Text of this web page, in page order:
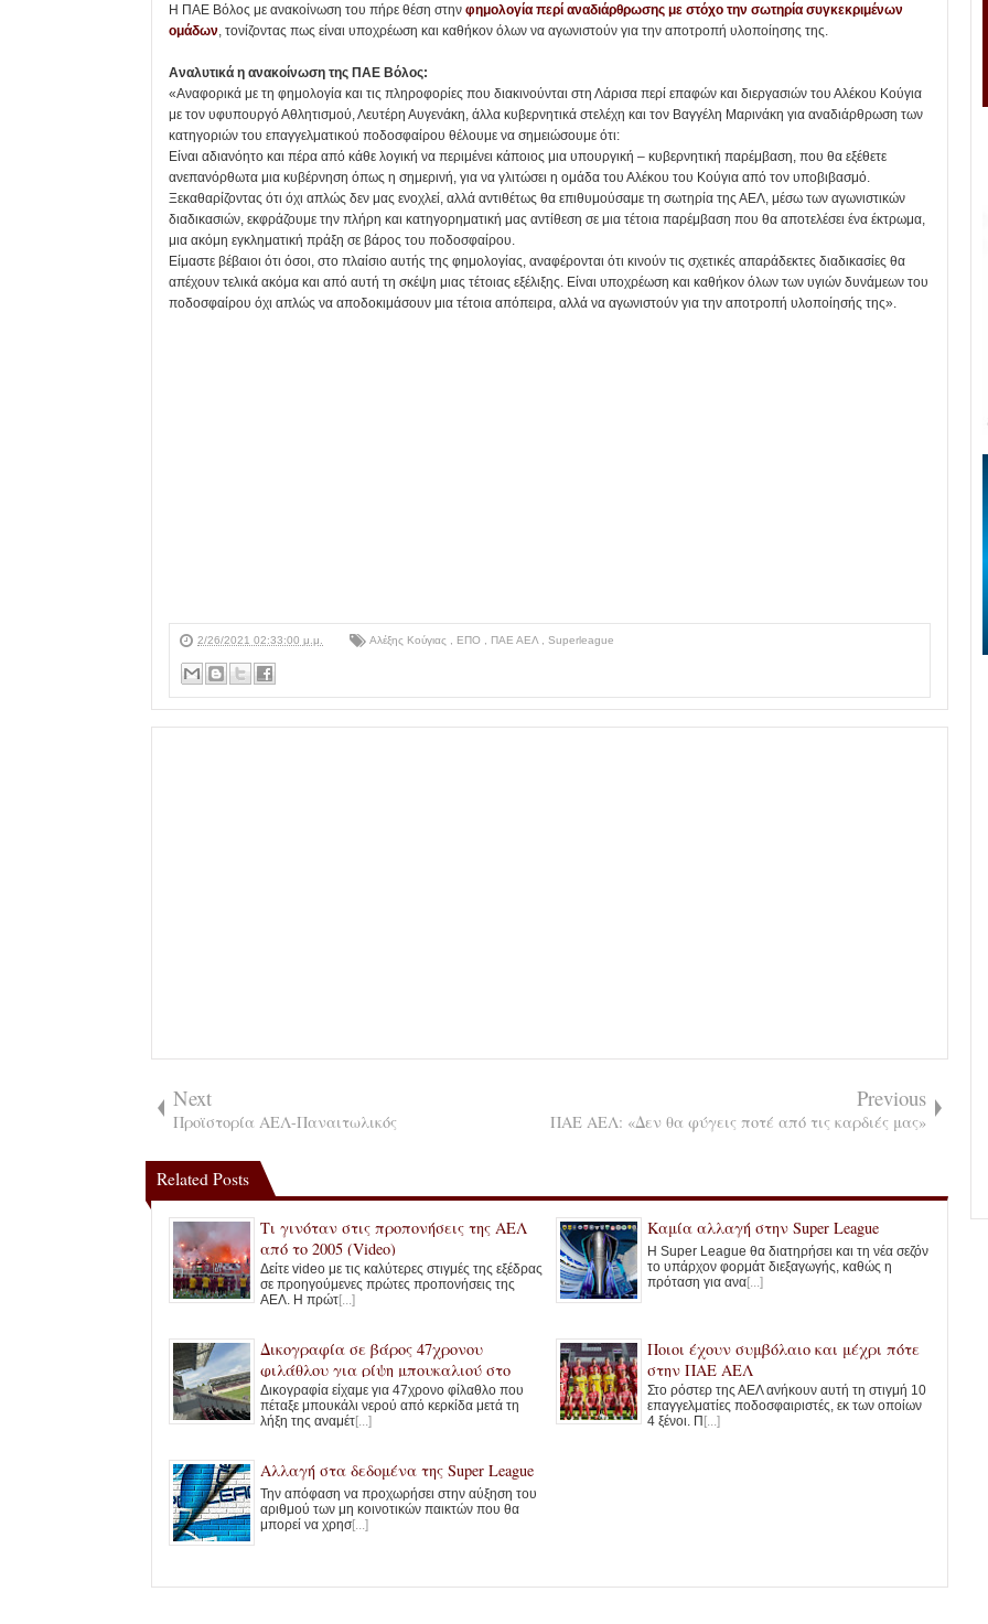
Η ΠΑΕ Βόλος με ανακοίνωση του πήρε θέση στην φημολογία περί αναδιάρθρωσης με στόχο την σωτηρία συγκεκριμένων
ομάδων, τονίζοντας πως είναι υποχρέωση και καθήκον όλων να αγωνιστούν για την αποτροπή υλοποίησης της.
Αναλυτικά η ανακοίνωση της ΠΑΕ Βόλος:
«Aναφορικά με τη φημολογία και τις πληροφορίες που διακινούνται στη Λάρισα περί επαφών και διεργασιών του Αλέκου Κούγια
με τον υφυπουργό Αθλητισμού, Λευτέρη Αυγενάκη, άλλα κυβερνητικά στελέχη και τον Βαγγέλη Μαρινάκη για αναδιάρθρωση των
κατηγοριών του επαγγελματικού ποδοσφαίρου θέλουμε να σημειώσουμε ότι:
Είναι αδιανόητο και πέρα από κάθε λογική να περιμένει κάποιος μια υπουργική – κυβερνητική παρέμβαση, που θα εξέθετε
ανεπανόρθωτα μια κυβέρνηση όπως η σημερινή, για να γλιτώσει η ομάδα του Αλέκου του Κούγια από τον υποβιβασμό.
Ξεκαθαρίζοντας ότι όχι απλώς δεν μας ενοχλεί, αλλά αντιθέτως θα επιθυμούσαμε τη σωτηρία της ΑΕΛ, μέσω των αγωνιστικών
διαδικασιών, εκφράζουμε την πλήρη και κατηγορηματική μας αντίθεση σε μια τέτοια παρέμβαση που θα αποτελέσει ένα έκτρωμα,
μια ακόμη εγκληματική πράξη σε βάρος του ποδοσφαίρου.
Είμαστε βέβαιοι ότι όσοι, στο πλαίσιο αυτής της φημολογίας, αναφέρονται ότι κινούν τις σχετικές απαράδεκτες διαδικασίες θα
απέχουν τελικά ακόμα και από αυτή τη σκέψη μιας τέτοιας εξέλιξης. Είναι υποχρέωση και καθήκον όλων των υγιών δυνάμεων του
ποδοσφαίρου όχι απλώς να αποδοκιμάσουν μια τέτοια απόπειρα, αλλά να αγωνιστούν για την αποτροπή υλοποίησής της».
2/26/2021 02:33:00 μ.μ. Αλέξης Κούγιας ΕΠΟ ΠΑΕ ΑΕΛ Superleague
Next
Προϊστορία ΑΕΛ-Παναιτωλικός
Previous
ΠΑΕ ΑΕΛ: «Δεν θα φύγεις ποτέ από τις καρδιές μας»
Related Posts
Τι γινόταν στις προπονήσεις της ΑΕΛ
από το 2005 (Video)
Δείτε video με τις καλύτερες στιγμές της εξέδρας
σε προηγούμενες πρώτες προπονήσεις της
ΑΕΛ. Η πρώτ[...]
Καμία αλλαγή στην Super League
Η Super League θα διατηρήσει και τη νέα σεζόν
το υπάρχον φορμάτ διεξαγωγής, καθώς η
πρόταση για ανα[...]
Δικογραφία σε βάρος 47χρονου
φιλάθλου για ρίψη μπουκαλιού στο
AEL FC Arena
Δικογραφία είχαμε για 47χρονο φίλαθλο που
πέταξε μπουκάλι νερού από κερκίδα μετά τη
λήξη της αναμέτ[...]
Ποιοι έχουν συμβόλαιο και μέχρι πότε
στην ΠΑΕ ΑΕΛ
Στο ρόστερ της ΑΕΛ ανήκουν αυτή τη στιγμή 10
επαγγελματίες ποδοσφαιριστές, εκ των οποίων
4 ξένοι. Π [...]
Αλλαγή στα δεδομένα της Super League
Την απόφαση να προχωρήσει στην αύξηση του
αριθμού των μη κοινοτικών παικτών που θα
μπορεί να χρησ[...]